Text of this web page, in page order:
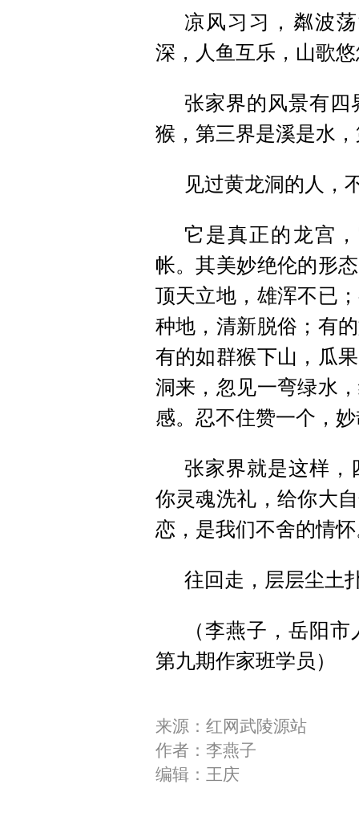
凉风习习，粼波
深，人鱼互乐，山歌
张家界的风景有四
猴，第三界是溪是水
见过黄龙洞的人，
它是真正的龙宫
帐。其美妙绝伦的形
顶天立地，雄浑不已
种地，清新脱俗；有
有的如群猴下山，瓜
洞来，忽见一弯绿水
感。忍不住赞一个，
张家界就是这样，
你灵魂洗礼，给你大
恋，是我们不舍的情
往回走，层层尘土
（李燕子，岳阳
第九期作家班学员）
来源：红网武陵源站
作者：李燕子
编辑：王庆